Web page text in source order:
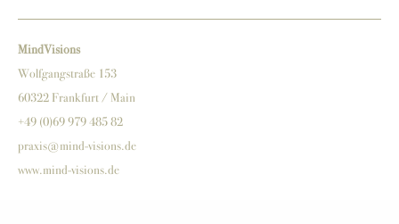
MindVisions
Wolfgangstraße 153
60322 Frankfurt / Main
+49 (0)69 979 485 82
praxis@mind-visions.de
www.mind-visions.de